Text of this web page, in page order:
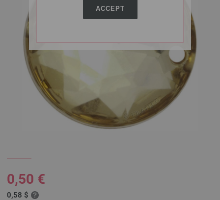
ACCEPT
0,50 €
0,58 $